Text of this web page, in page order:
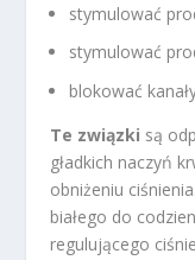
stymulować
stymulować
blokować
Te związki są
gładkich naczyń
obniżeniu
białego do
regulującego